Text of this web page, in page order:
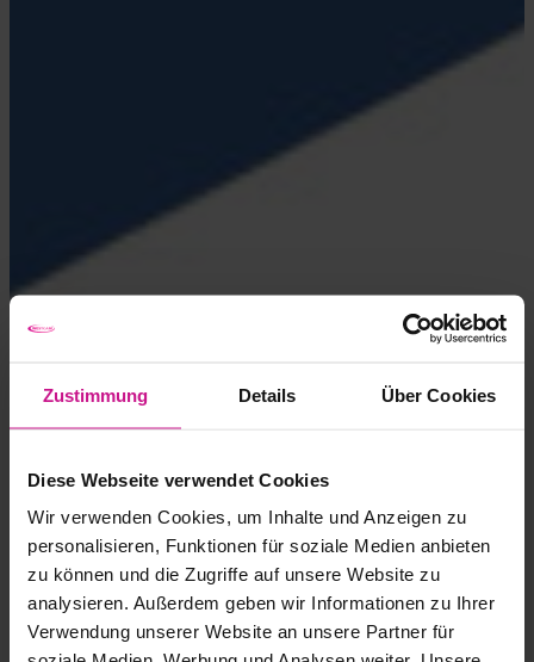
Zustimmung Details Über Cookies
Diese Webseite verwendet Cookies
Wir verwenden Cookies, um Inhalte und Anzeigen zu
personalisieren, Funktionen für soziale Medien anbieten
zu können und die Zugriffe auf unsere Website zu
analysieren. Außerdem geben wir Informationen zu Ihrer
Verwendung unserer Website an unsere Partner für